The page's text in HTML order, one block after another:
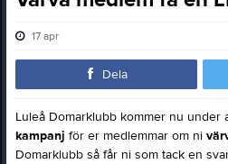
17 apr
Dela
Luleå Domarklubb kommer nu under
kampanj för er medlemmar om ni
Domarklubb så får ni som tack en